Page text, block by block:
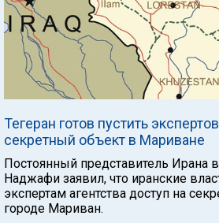
Тегеран готов пустить
секретный объект в Мариване
Постоянный представитель Ирана
Наджафи заявил, что иранские
экспертам агентства доступ на
городе Мариван.